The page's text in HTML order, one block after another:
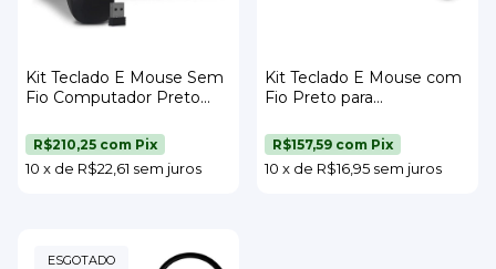
Kit Teclado E Mouse Sem
Fio Computador Preto
10 x de R$22,61 sem juros
R$210,25 com Pix
Kit Teclado E Mouse com
Fio Preto para
10 x de R$16,95 sem juros
R$157,59 com Pix
ESGOTADO